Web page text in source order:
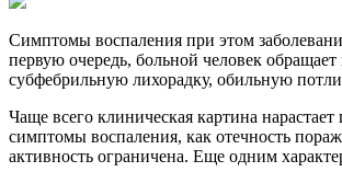
Симптомы воспаления при этом
первую очередь, больной человек
субфебрильную лихорадку, обильную
Чаще всего клиническая картина
симптомы воспаления, как отечность
активность ограничена. Еще одним